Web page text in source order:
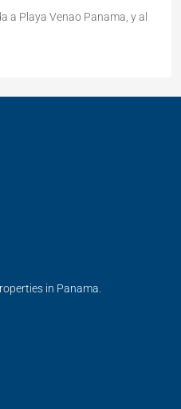
a Playa Venao Panama, y al
in Panama.